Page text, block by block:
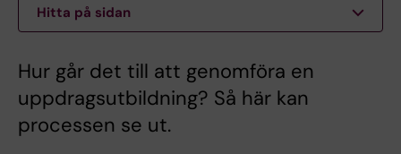
Hitta på sidan
Hur går det till att genomföra en
uppdragsutbildning? Så här kan
processen se ut.